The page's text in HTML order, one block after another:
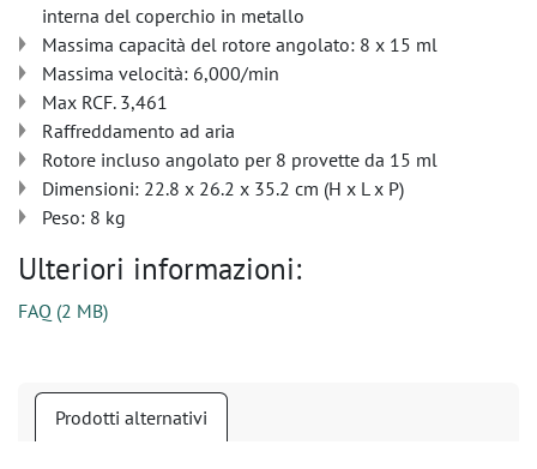
interna del coperchio in metallo
Massima capacità del rotore angolato: 8 x 15 ml
Massima velocità: 6,000/min
Max RCF. 3,461
Raffreddamento ad aria
Rotore incluso angolato per 8 provette da 15 ml
Dimensioni: 22.8 x 26.2 x 35.2 cm (H x L x P)
Peso: 8 kg
Ulteriori informazioni:
FAQ (2 MB)
Prodotti alternativi